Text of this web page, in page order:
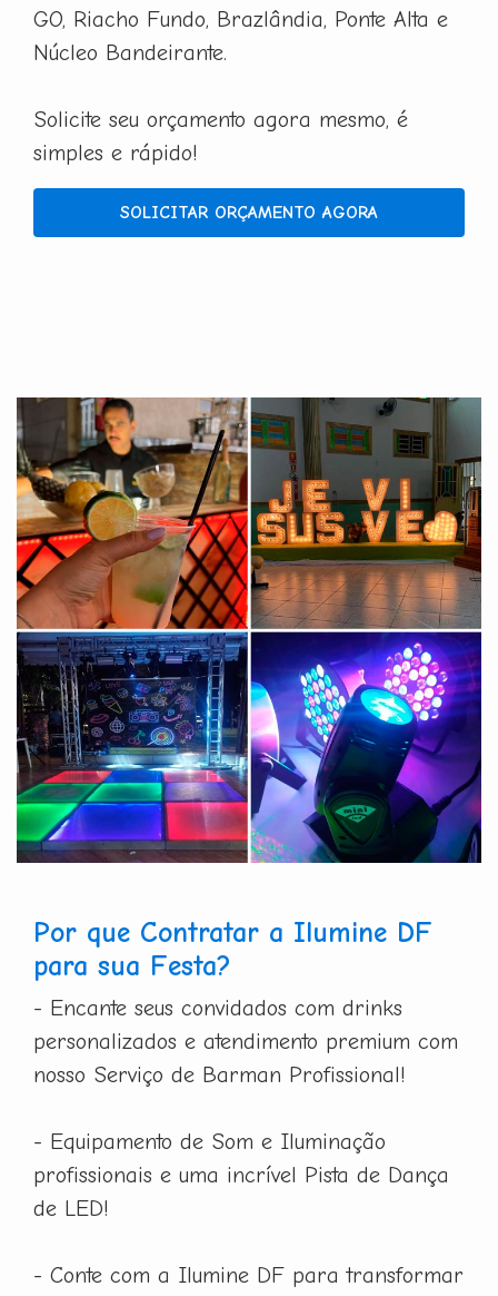
GO, Riacho Fundo, Brazlândia, Ponte Alta e
Núcleo Bandeirante.
Solicite seu orçamento agora mesmo, é
simples e rápido!
SOLICITAR ORÇAMENTO AGORA
Por que Contratar a Ilumine DF
para sua Festa?
- Encante seus convidados com drinks
personalizados e atendimento premium com
nosso Serviço de Barman Profissional!
- Equipamento de Som e Iluminação
profissionais e uma incrível Pista de Dança
de LED!
- Conte com a Ilumine DF para transformar